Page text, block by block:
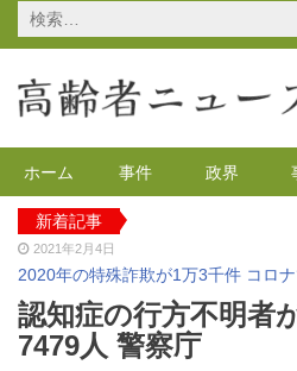
検
索:
ホーム 事件 政界
新着記事
2021年2月4日
2020年の特殊詐欺が1万3千件 コロ
2020年12月14日
有料老人ホームを活用で特養待機者
2020年12月8日
認知症の行方不明者
7479人 警察庁